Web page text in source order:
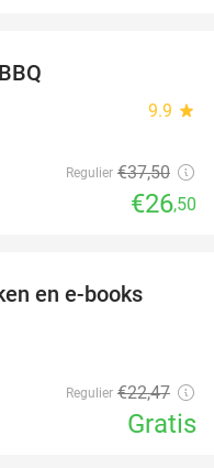
9.9 star
Regulier €37,50
€26,50
en e-books
Regulier €22,47
Gratis